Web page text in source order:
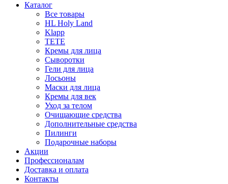
Каталог
Все товары
HL Holy Land
Klapp
TETE
Кремы для лица
Сыворотки
Гели для лица
Лосьоны
Маски для лица
Кремы для век
Уход за телом
Очищающие средства
Дополнительные средства
Пилинги
Подарочные наборы
Акции
Профессионалам
Доставка и оплата
Контакты